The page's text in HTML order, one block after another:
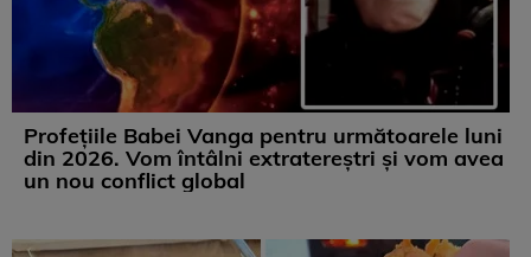
Profețiile Babei Vanga pentru următoarele luni
din 2026. Vom întâlni extratereștri și vom avea
un nou conflict global